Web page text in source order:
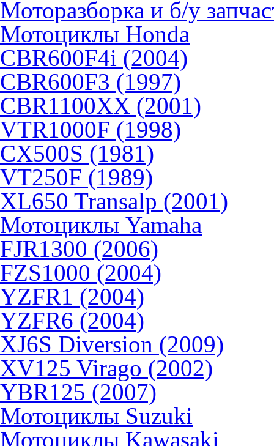
Моторазборка и б/у
Мотоциклы Honda
CBR600F4i (2004)
CBR600F3 (1997)
CBR1100XX (2001)
VTR1000F (1998)
CX500S (1981)
VT250F (1989)
XL650 Transalp (2001)
Мотоциклы Yamaha
FJR1300 (2006)
FZS1000 (2004)
YZFR1 (2004)
YZFR6 (2004)
XJ6S Diversion (2009)
XV125 Virago (2002)
YBR125 (2007)
Мотоциклы Suzuki
Мотоциклы Kawasaki